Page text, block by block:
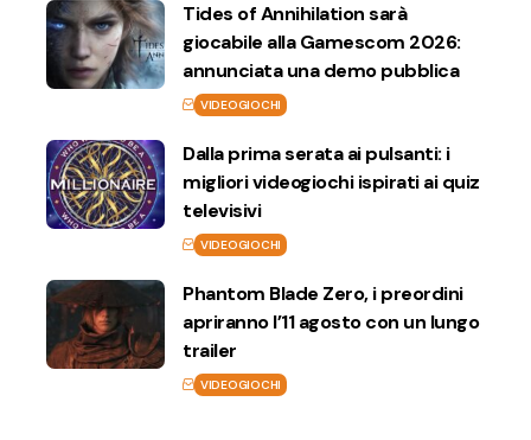
Tides of Annihilation sarà
giocabile alla Gamescom 2026:
annunciata una demo pubblica
VIDEOGIOCHI
Dalla prima serata ai pulsanti: i
migliori videogiochi ispirati ai quiz
televisivi
VIDEOGIOCHI
Phantom Blade Zero, i preordini
apriranno l’11 agosto con un lungo
trailer
VIDEOGIOCHI